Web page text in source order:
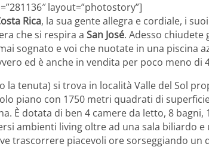
layout=”photostory”]
Rica, la sua gente allegra e cordiale, i
che si respira a San José. Adesso chiudete
sognato e voi che nuotate in una piscina
ed è anche in vendita per poco meno di
la tenuta) si trova in località Valle del Sol
piano con 1750 metri quadrati di
È dotata di ben 4 camere da letto, 8
ambienti living oltre ad una sala biliardo
trascorrere piacevoli ore sorseggiando un